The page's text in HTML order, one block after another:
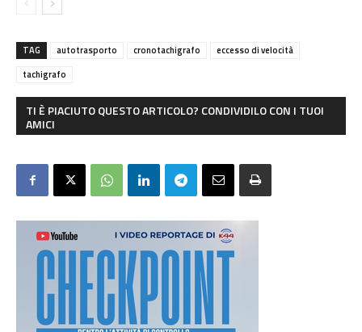
TAG autotrasporto cronotachigrafo
eccesso di velocità
tachigrafo
TI È PIACIUTO QUESTO ARTICOLO? CONDIVIDILO CON I TUOI
AMICI